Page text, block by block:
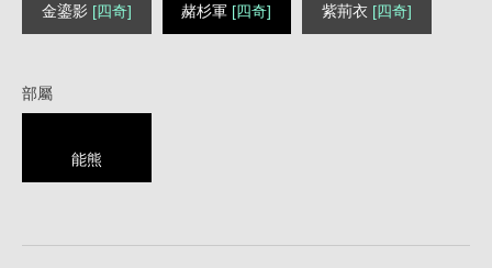
金鎏影 [四奇] 赭杉軍 [四奇] 紫荊衣 [四奇]
部屬
能熊